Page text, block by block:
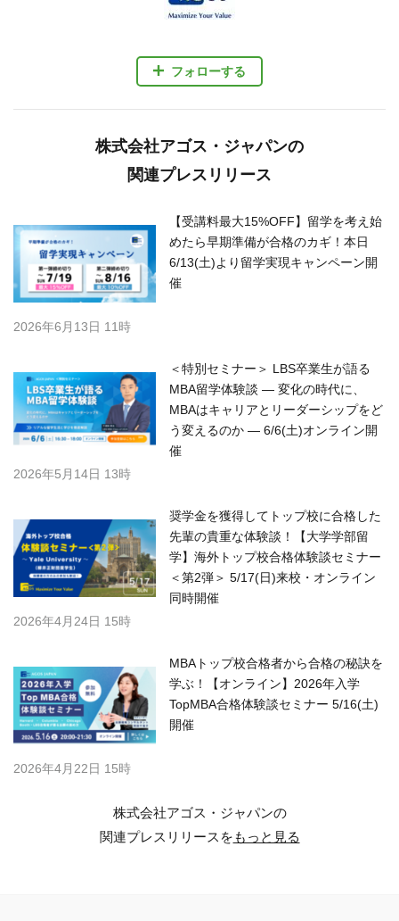
フォローする
株式会社アゴス・ジャパンの
関連プレスリリース
【受講料最大15%OFF】留学を考え始
めたら早期準備が合格のカギ！本日
6/13(土)より留学実現キャンペーン開
催
2026年6月13日 11時
＜特別セミナー＞ LBS卒業生が語る
MBA留学体験談 ― 変化の時代に、
MBAはキャリアとリーダーシップをど
う変えるのか ― 6/6(土)オンライン開
催
2026年5月14日 13時
奨学金を獲得してトップ校に合格した
先輩の貴重な体験談！【大学学部留
学】海外トップ校合格体験談セミナー
＜第2弾＞ 5/17(日)来校・オンライン
同時開催
2026年4月24日 15時
MBAトップ校合格者から合格の秘訣を
学ぶ！【オンライン】2026年入学
TopMBA合格体験談セミナー 5/16(土)
開催
2026年4月22日 15時
株式会社アゴス・ジャパンの
関連プレスリリースをもっと見る